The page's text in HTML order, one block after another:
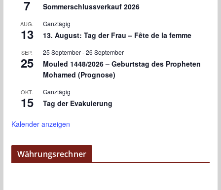
7 Sommerschlussverkauf 2026
AUG.
13
Ganztägig
13. August: Tag der Frau – Fête de la femme
SEP.
25
25 September-26 September
Mouled 1448/2026 – Geburtstag des Propheten
Mohamed (Prognose)
OKT.
15
Ganztägig
Tag der Evakuierung
Kalender anzeigen
Währungsrechner